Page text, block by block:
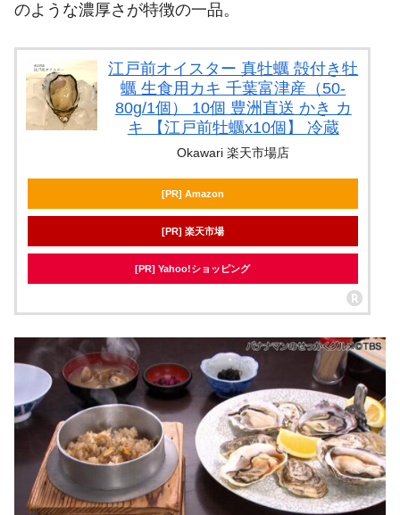
のような濃厚さが特徴の一品。
江戸前オイスター 真牡蠣 殻付き牡
蠣 生食用カキ 千葉富津産（50-
80g/1個） 10個 豊洲直送 かき カ
キ 【江戸前牡蠣x10個】 冷蔵
Okawari 楽天市場店
[PR] Amazon
[PR] 楽天市場
[PR] Yahoo!ショッピング